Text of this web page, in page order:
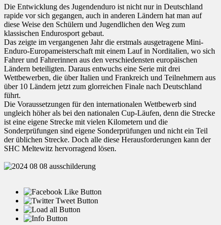
Die Entwicklung des Jugendenduro ist nicht nur in Deutschland
rapide vor sich gegangen, auch in anderen Ländern hat man auf
diese Weise den Schülern und Jugendlichen den Weg zum
klassischen Endurosport gebaut.
Das zeigte im vergangenen Jahr die erstmals ausgetragene Mini-
Enduro-Europameisterschaft mit einem Lauf in Norditalien, wo sich
Fahrer und Fahrerinnen aus den verschiedensten europäischen
Ländern beteiligten. Daraus entwuchs eine Serie mit drei
Wettbewerben, die über Italien und Frankreich und Teilnehmern aus
über 10 Ländern jetzt zum glorreichen Finale nach Deutschland
führt.
Die Voraussetzungen für den internationalen Wettbewerb sind
ungleich höher als bei den nationalen Cup-Läufen, denn die Strecke
ist eine eigene Strecke mit vielen Kilometern und die
Sonderprüfungen sind eigene Sonderprüfungen und nicht ein Teil
der üblichen Strecke. Doch alle diese Herausforderungen kann der
SHC Meltewitz hervorragend lösen.